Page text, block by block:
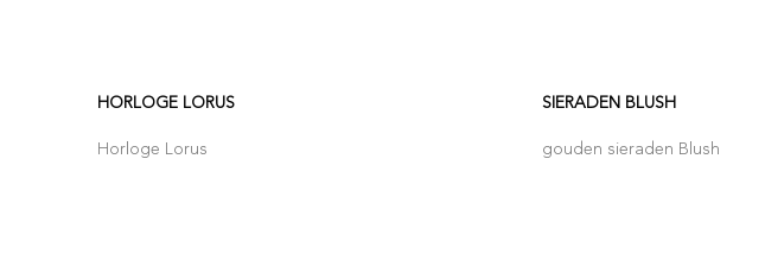
HORLOGE LORUS
Horloge Lorus
SIERADEN BLUSH
gouden sieraden Blush